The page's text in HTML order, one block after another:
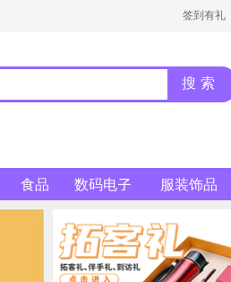
签到有礼
食品 数码电子 服装饰品